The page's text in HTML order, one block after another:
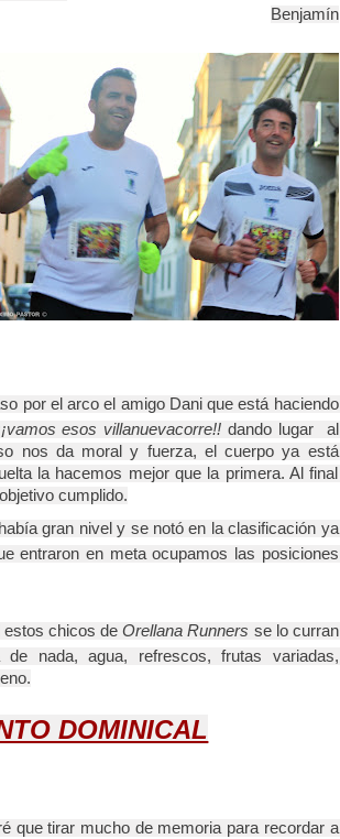
Benjamín
por el arco el amigo Dani que está haciendo
esos villanuevacorre!! dando lugar  al
nos da moral y fuerza, el cuerpo ya está
la hacemos mejor que la primera. Al final
cumplido.
gran nivel y se notó en la clasificación ya
entraron en meta ocupamos las posiciones
estos chicos de Orellana Runners se lo curran
nada, agua, refrescos, frutas variadas,
DOMINICAL
que tirar mucho de memoria para recordar a